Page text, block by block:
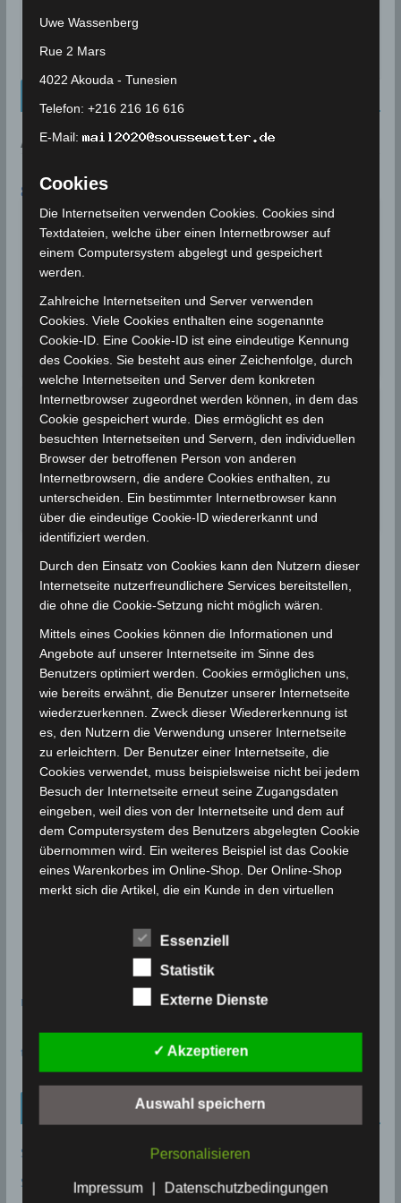
den Juli 2022
2. September 2022
AN DIESEM TAG:
8. AUGUST
2018
Für einen August außergewöhnliche
Niederschlagsmengen werden in
Tunesien registriert
Für einen August außergewöhnliche
Niederschlagsmengen werden in Tunesien
registriert. Zwischen…
Wettergeschehen (Meteorologie) Weiterlesen
2021
Gouvernorat Kebili neuer
Hitzerekord
Gouvernorat Kebili: Mit 48,5 Grad Celsius wird
in der Region…
Wettergeschehen (Meteorologie) Weiterlesen
meteoblue
time.is - Sonnenzeiten
Neueinträge Glossar
Sommer 2003
Sturmflut
Uwe Wassenberg
Rue 2 Mars
4022 Akouda - Tunesien
Telefon: +216 216 16 616
E-Mail:
Cookies
Die Internetseiten verwenden Cookies. Cookies sind
Textdateien, welche über einen Internetbrowser auf
einem Computersystem abgelegt und gespeichert
werden.
Zahlreiche Internetseiten und Server verwenden
Cookies. Viele Cookies enthalten eine sogenannte
Cookie-ID. Eine Cookie-ID ist eine eindeutige Kennung
des Cookies. Sie besteht aus einer Zeichenfolge, durch
welche Internetseiten und Server dem konkreten
Internetbrowser zugeordnet werden können, in dem das
Cookie gespeichert wurde. Dies ermöglicht es den
besuchten Internetseiten und Servern, den individuellen
Browser der betroffenen Person von anderen
Internetbrowsern, die andere Cookies enthalten, zu
unterscheiden. Ein bestimmter Internetbrowser kann
über die eindeutige Cookie-ID wiedererkannt und
identifiziert werden.
Durch den Einsatz von Cookies kann den Nutzern dieser
Internetseite nutzerfreundlichere Services bereitstellen,
die ohne die Cookie-Setzung nicht möglich wären.
Mittels eines Cookies können die Informationen und
Angebote auf unserer Internetseite im Sinne des
Benutzers optimiert werden. Cookies ermöglichen uns,
wie bereits erwähnt, die Benutzer unserer Internetseite
wiederzuerkennen. Zweck dieser Wiedererkennung ist
es, den Nutzern die Verwendung unserer Internetseite
zu erleichtern. Der Benutzer einer Internetseite, die
Cookies verwendet, muss beispielsweise nicht bei jedem
Besuch der Internetseite erneut seine Zugangsdaten
eingeben, weil dies von der Internetseite und dem auf
dem Computersystem des Benutzers abgelegten Cookie
übernommen wird. Ein weiteres Beispiel ist das Cookie
eines Warenkorbes im Online-Shop. Der Online-Shop
merkt sich die Artikel, die ein Kunde in den virtuellen
Die betroffene Person kann die Setzung von Cookies
durch unsere Internetseite jederzeit mittels einer
entsprechenden Einstellung des genutzten
Internetbrowsers verhindern und damit der Setzung von
bereits gesetzte Cookies jederzeit über einen
Internetbrowser oder andere Softwareprogramme
gelöscht werden. Dies ist in allen gängigen
Internetbrowsern möglich. Deaktiviert die betroffene
Person die Setzung von Cookies in dem genutzten
Funktionen unserer Internetseite vollumfänglich nutzbar.
Essenziell
Statistik
Externe Dienste
✓ Akzeptieren
Auswahl speichern
Personalisieren
Impressum Datenschutzbedingungen